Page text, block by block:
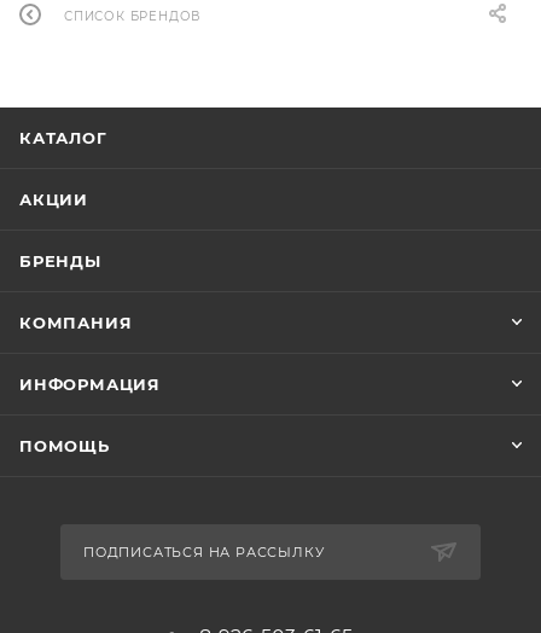
СПИСОК БРЕНДОВ
КАТАЛОГ
АКЦИИ
БРЕНДЫ
КОМПАНИЯ
ИНФОРМАЦИЯ
ПОМОЩЬ
ПОДПИСАТЬСЯ НА РАССЫЛКУ